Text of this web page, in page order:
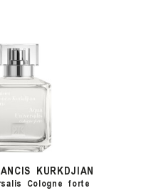
KURKDJIAN
Cologne forte